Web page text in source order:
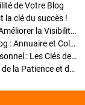
de Votre Blog
la clé du succès !
Optimisation SEO des Articles : Stratégies pour Améliorer la Visibilité de Votre Blog
Stratégies pour améliorer la visibilité de votre Blog : Annuaire et Collaborations
Pourquoi Investir dans un Nom de Domaine Personnel : Les Clés de la Réussite de Votre Blog
Comment Faire Émerger Votre Blog : Le Pouvoir de la Patience et de la Persévérance